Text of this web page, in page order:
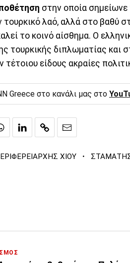
στην οποία
τουρκικό λαό, αλλά στο βαθύ
το κοινό αίσθημα. Ο
τουρκικής διπλωματίας και
είδους ακραίες
Greece στο κανάλι μας στο
ΧΙΟΥ ·